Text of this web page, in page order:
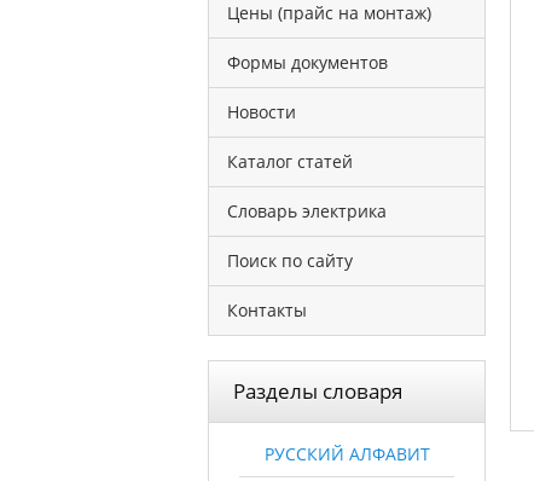
Цены (прайс на монтаж)
Формы документов
Новости
Каталог статей
Словарь электрика
Поиск по сайту
Контакты
Разделы словаря
РУССКИЙ АЛФАВИТ